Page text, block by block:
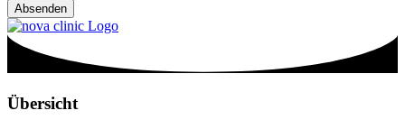
Absenden
Übersicht